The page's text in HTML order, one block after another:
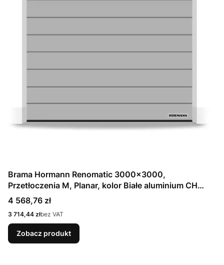
Brama Hormann Renomatic 3000x3000,
Przetłoczenia M, Planar, kolor Białe aluminium CH
9006 Matt deluxe + Prowadzenie N
Cena
4 568,76 zł
Cena
3 714,44 złbez VAT
Zobacz produkt